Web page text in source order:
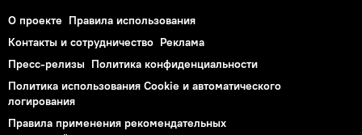
О проекте Правила использования
Контакты и сотрудничество Реклама
Пресс-релизы Политика конфиденциальности
Политика использования Cookie и автоматического
логирования
Правила применения рекомендательных